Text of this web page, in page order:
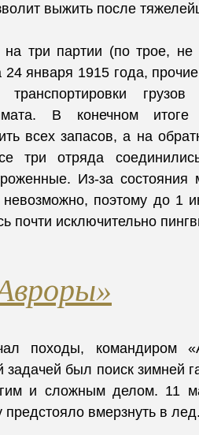
выжить после
три партии (по трое, не
24 января 1915 года,
В конечном
всех запасов, а на
три отряда
Из-за состояния
поэтому до 1
почти исключительно
походы, командиром
задачей был поиск зимней
и сложным делом. 11
вмерзнуть в